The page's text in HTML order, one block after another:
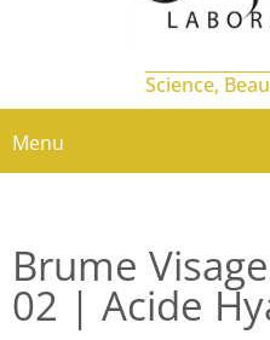
Science,
Menu
Brume
02 | Acide